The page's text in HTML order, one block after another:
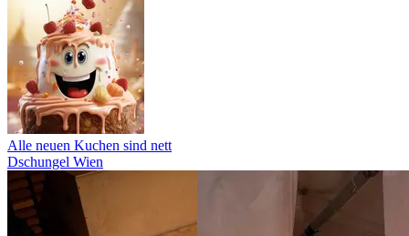
Alle neuen Kuchen sind nett
Dschungel Wien